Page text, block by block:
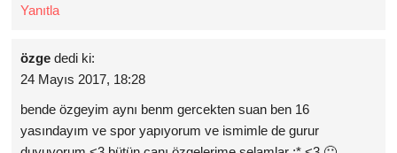
Yanıtla
özge dedi ki:
24 Mayıs 2017, 18:28
bende özgeyim aynı benm gercekten suan ben 16
yasındayım ve spor yapıyorum ve ismimle de gurur